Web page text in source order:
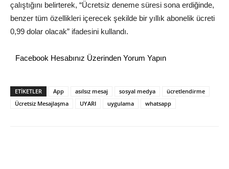
çalıştığını belirterek, “Ücretsiz deneme süresi sona erdiğinde,
benzer tüm özellikleri içerecek şekilde bir yıllık abonelik ücreti
0,99 dolar olacak” ifadesini kullandı.
Facebook Hesabınız Üzerinden Yorum Yapın
ETİKETLER App asılsız mesaj sosyal medya
ücretlendirme
Ücretsiz Mesajlaşma
UYARI uygulama whatsapp